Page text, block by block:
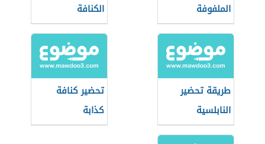
الملفوفة
الكنافة
طريقة تحضير
النابلسية
تحضير كنافة
كذابة